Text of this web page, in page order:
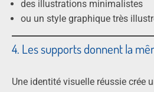
des illustrations minimalistes
ou un style graphique très
4. Les supports donnent la
Une identité visuelle réussie crée